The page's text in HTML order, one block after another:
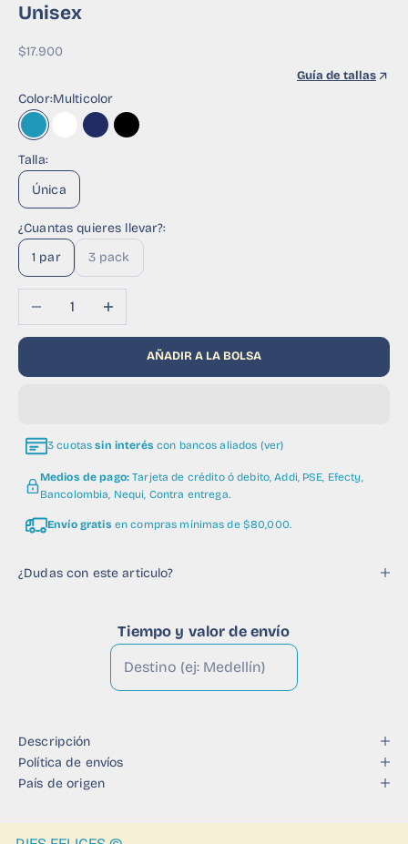
Unisex
Precio de oferta
$17.900
Guía de tallas
Color:Multicolor
MulticolorBlanco Background
Azul Background
Negro Background
Talla:
Única
¿Cuantas quieres llevar?:
1 par
3 pack
Reducir cantidadAumentar cantidad
AÑADIR A LA BOLSA
3 cuotas sin interés con bancos aliados (ver)
Medios de pago:Tarjeta de crédito ó debito, Addi, PSE, Efecty,
Bancolombia, Nequi, Contra entrega.
Envío gratis en compras mínimas de $80,000.
¿Dudas con este articulo?
Tiempo y valor de envío
Descripción
Política de envíos
País de origen